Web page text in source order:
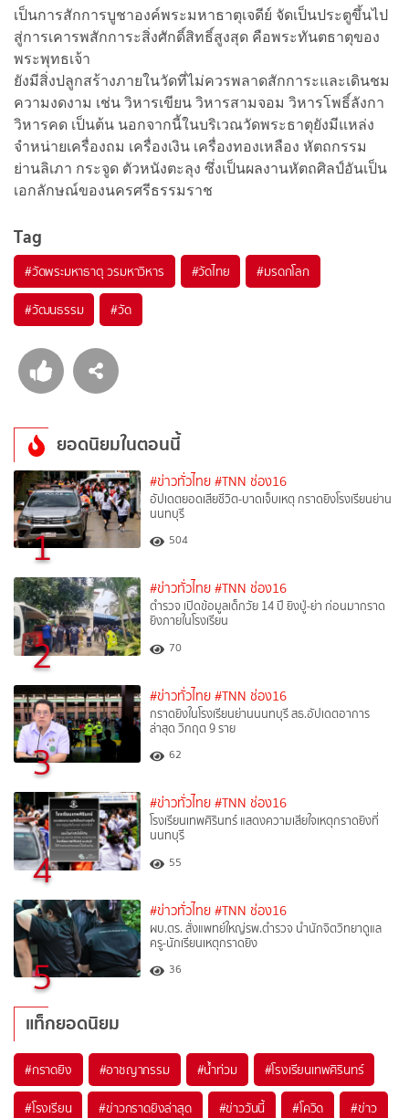
เป็นการสักการบูชาองค์พระมหาธาตุเจดีย์ จัดเป็นประตูขึ้นไป
สู่การเคารพสักการะสิ่งศักดิ์สิทธิ์สูงสุด คือพระทันตธาตุของ
พระพุทธเจ้า
ยังมีสิ่งปลูกสร้างภายในวัดที่ไม่ควรพลาดสักการะและเดินชม
ความงดงาม เช่น วิหารเขียน วิหารสามจอม วิหารโพธิ์ลังกา
วิหารคด เป็นต้น นอกจากนี้ในบริเวณวัดพระธาตุยังมีแหล่ง
จำหน่ายเครื่องถม เครื่องเงิน เครื่องทองเหลือง หัตถกรรม
ย่านลิเภา กระจูด ตัวหนังตะลุง ซึ่งเป็นผลงานหัตถศิลป์อันเป็น
เอกลักษณ์ของนครศรีธรรมราช
Tag
#วัดพระมหาธาตุ วรมหาวิหาร #วัดไทย #มรดกโลก
#วัฒนธรรม #วัด
ยอดนิยมในตอนนี้
1
#ข่าวทั่วไทย #TNN ช่อง16
อัปเดตยอดเสียชีวิต-บาดเจ็บเหตุ กราดยิงโรงเรียนย่าน
นนทบุรี
504
2
#ข่าวทั่วไทย #TNN ช่อง16
ตำรวจ เปิดข้อมูลเด็กวัย 14 ปี ยิงปู่-ย่า ก่อนมากราด
ยิงภายในโรงเรียน
70
3
#ข่าวทั่วไทย #TNN ช่อง16
กราดยิงในโรงเรียนย่านนนทบุรี สธ.อัปเดตอาการ
ล่าสุด วิกฤต 9 ราย
62
4
#ข่าวทั่วไทย #TNN ช่อง16
โรงเรียนเทพศิรินทร์ แสดงความเสียใจเหตุกราดยิงที่
นนทบุรี
55
5
#ข่าวทั่วไทย #TNN ช่อง16
ผบ.ตร. สั่งแพทย์ใหญ่รพ.ตำรวจ นำนักจิตวิทยาดูแล
ครู-นักเรียนเหตุกราดยิง
36
แท็กยอดนิยม
#กราดยิง #อาชญากรรม #น้ำท่วม #โรงเรียนเทพศิรินทร์
#โรงเรียน #ข่าวกราดยิงล่าสุด #ข่าววันนี้ #โควิด #ข่าว